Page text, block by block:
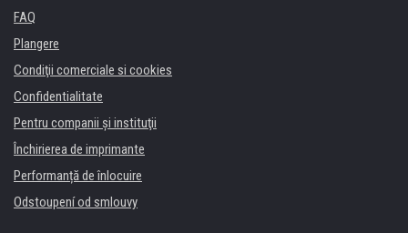
FAQ
Plangere
Condiţii comerciale si cookies
Confidentialitate
Pentru companii și instituţii
Închirierea de imprimante
Performanță de înlocuire
Odstoupení od smlouvy